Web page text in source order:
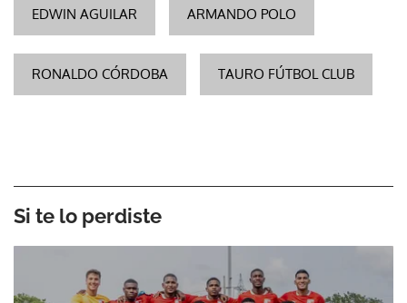
EDWIN AGUILAR ARMANDO POLO
RONALDO CÓRDOBA TAURO FÚTBOL CLUB
Si te lo perdiste